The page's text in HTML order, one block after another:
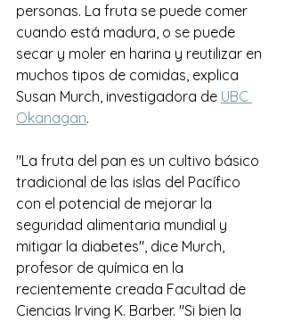
personas. La fruta se puede comer
cuando está madura, o se puede
secar y moler en harina y reutilizar en
muchos tipos de comidas, explica
Susan Murch, investigadora de UBC
Okanagan.
"La fruta del pan es un cultivo básico
tradicional de las islas del Pacífico
con el potencial de mejorar la
seguridad alimentaria mundial y
mitigar la diabetes", dice Murch,
profesor de química en la
recientemente creada Facultad de
Ciencias Irving K. Barber. "Si bien la